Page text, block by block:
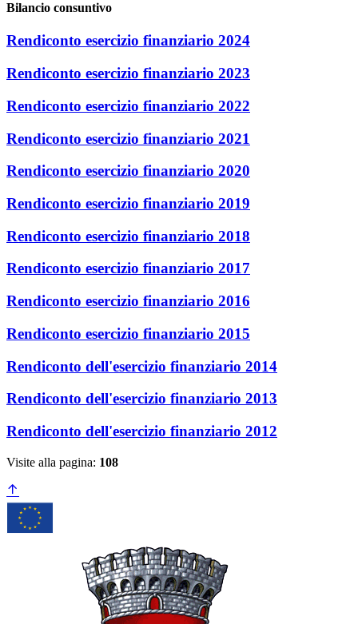
Bilancio consuntivo
Rendiconto esercizio finanziario 2024
Rendiconto esercizio finanziario 2023
Rendiconto esercizio finanziario 2022
Rendiconto esercizio finanziario 2021
Rendiconto esercizio finanziario 2020
Rendiconto esercizio finanziario 2019
Rendiconto esercizio finanziario 2018
Rendiconto esercizio finanziario 2017
Rendiconto esercizio finanziario 2016
Rendiconto esercizio finanziario 2015
Rendiconto dell'esercizio finanziario 2014
Rendiconto dell'esercizio finanziario 2013
Rendiconto dell'esercizio finanziario 2012
Visite alla pagina: 108